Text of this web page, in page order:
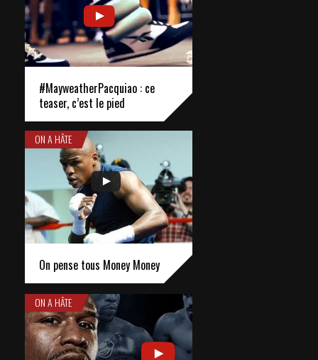
#MayweatherPacquiao : ce
teaser, c’est le pied
ON A HÂTE
On pense tous Money Money
ON A HÂTE